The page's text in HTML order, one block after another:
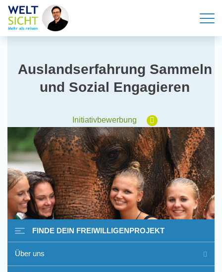
Auslandserfahrung Sammeln
und Sozial Engagieren
Initiativbewerbung
Freiwilligenarbeit im Ausland
FINDE DEIN FREIWILLIGENPROJEKT
Über uns